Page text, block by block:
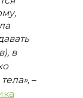
в
, –